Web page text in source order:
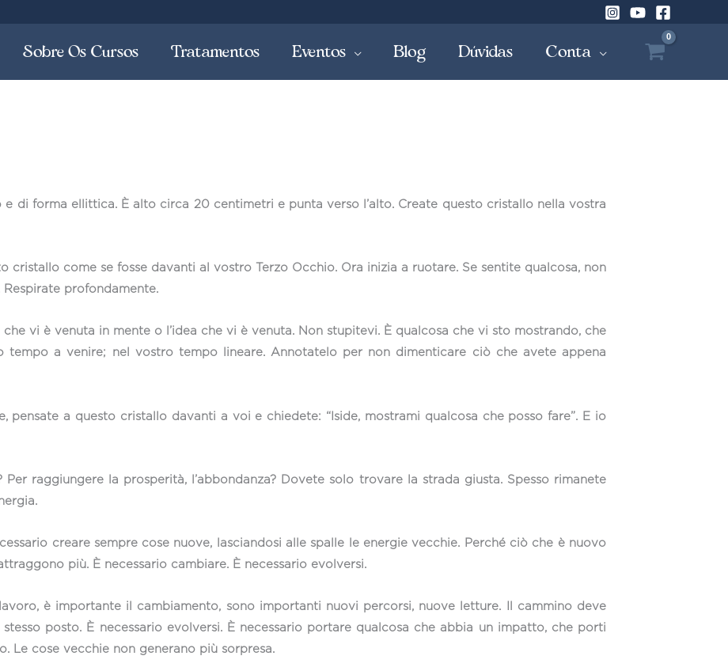
Sobre Os Cursos Tratamentos Eventos Blog Dúvidas Conta
di forma ellittica. È alto circa 20 centimetri e punta verso l’alto. Create questo cristallo nella vostra
cristallo come se fosse davanti al vostro Terzo Occhio. Ora inizia a ruotare. Se sentite qualcosa, non
profondamente.
vi è venuta in mente o l’idea che vi è venuta. Non stupitevi. È qualcosa che vi sto mostrando, che
tempo a venire; nel vostro tempo lineare. Annotatelo per non dimenticare ciò che avete appena
pensate a questo cristallo davanti a voi e chiedete: “Iside, mostrami qualcosa che posso fare”. E io
raggiungere la prosperità, l’abbondanza? Dovete solo trovare la strada giusta. Spesso rimanete
creare sempre cose nuove, lasciandosi alle spalle le energie vecchie. Perché ciò che è nuovo
più. È necessario cambiare. È necessario evolversi.
è importante il cambiamento, sono importanti nuovi percorsi, nuove letture. Il cammino deve
posto. È necessario evolversi. È necessario portare qualcosa che abbia un impatto, che porti
Le cose vecchie non generano più sorpresa.